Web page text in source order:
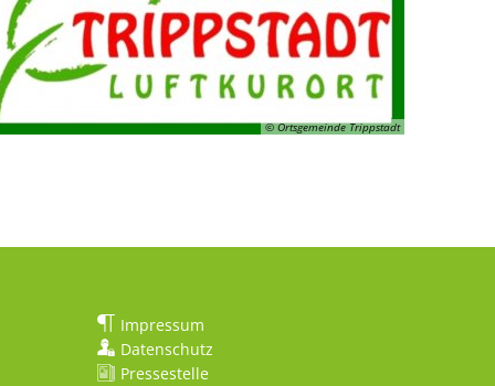
© Ortsgemeinde Trippstadt
Impressum
Datenschutz
Pressestelle